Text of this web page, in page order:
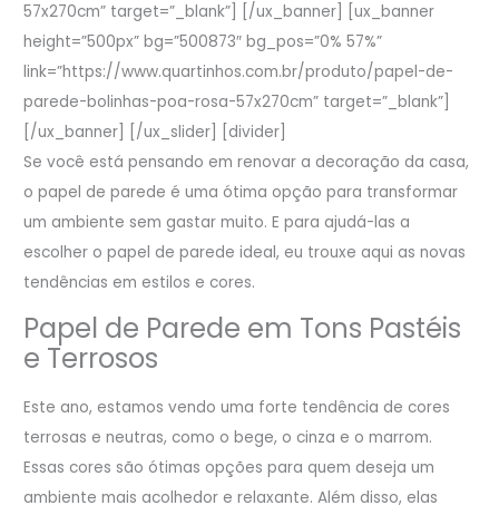
57x270cm” target=”_blank”] [/ux_banner] [ux_banner
height=”500px” bg=”500873″ bg_pos=”0% 57%”
link=”https://www.quartinhos.com.br/produto/papel-de-
parede-bolinhas-poa-rosa-57x270cm” target=”_blank”]
[/ux_banner] [/ux_slider] [divider]
Se você está pensando em renovar a decoração da casa,
o papel de parede é uma ótima opção para transformar
um ambiente sem gastar muito. E para ajudá-las a
escolher o papel de parede ideal, eu trouxe aqui as novas
tendências em estilos e cores.
Papel de Parede em Tons Pastéis
e Terrosos
Este ano, estamos vendo uma forte tendência de cores
terrosas e neutras, como o bege, o cinza e o marrom.
Essas cores são ótimas opções para quem deseja um
ambiente mais acolhedor e relaxante. Além disso, elas